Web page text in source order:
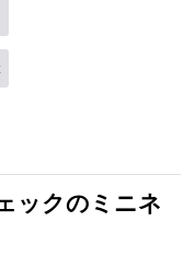
ックのミニネ